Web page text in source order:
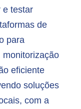
e testar
de
para
monitorização
eficiente
soluções
com a